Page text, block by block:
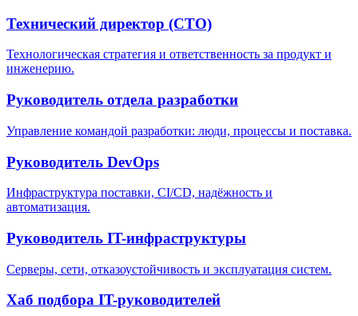
Технический директор (CTO)
Технологическая стратегия и ответственность за продукт и
инженерию.
Руководитель отдела разработки
Управление командой разработки: люди, процессы и поставка.
Руководитель DevOps
Инфраструктура поставки, CI/CD, надёжность и
автоматизация.
Руководитель IT-инфраструктуры
Серверы, сети, отказоустойчивость и эксплуатация систем.
Хаб подбора IT-руководителей